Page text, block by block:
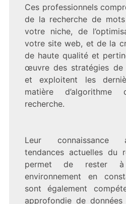
Ces professionnels
de la recherche de
votre niche, de
votre site web, et de la
de haute qualité et
œuvre des stratégies de
et exploitent les
matière
recherche.
Leur connaissance
tendances actuelles du
permet de rester
environnement en
sont également
approfondie de